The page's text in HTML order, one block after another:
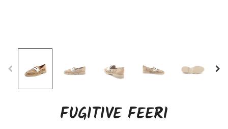
FUGITIVE FEERI